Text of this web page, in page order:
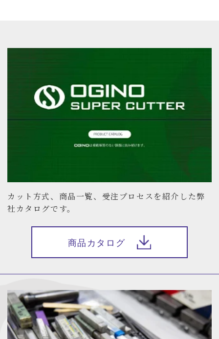
カット方式、商品一覧、受注プロセスを紹介した弊
社カタログです。
商品カタログ